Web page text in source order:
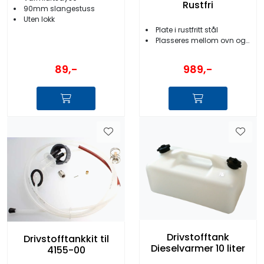
90mm slangestuss
Uten lokk
89,-
Rustfri
Plate i rustfritt stål
Plasseres mellom ovn og vegg
989,-
Drivstofftankkit til
4155-00
Drivstofftank
Dieselvarmer 10 liter